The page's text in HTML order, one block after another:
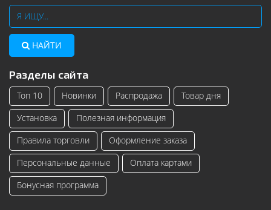
НАЙТИ
Разделы сайта
Топ 10 Новинки Распродажа
Товар дня
Установка
Полезная информация
Правила торговли
Оформление заказа
Персональные данные
Оплата картами
Бонусная программа